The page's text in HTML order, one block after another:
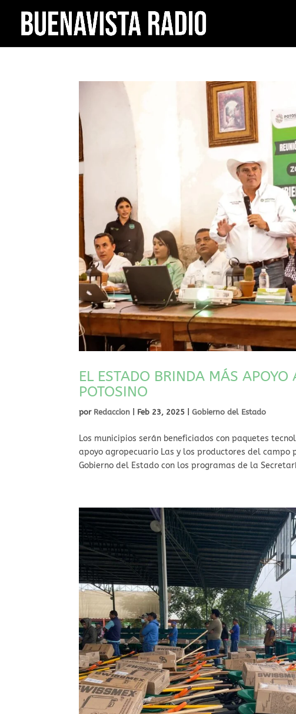
EL ESTADO BRINDA MÁS APOYO
POTOSINO
por Redaccion Feb 23, 2025 |Gobierno del Estado
⁠Los municipios serán beneficiados con paquetes
apoyo agropecuario Las y los productores del campo
Gobierno del Estado con los programas de la